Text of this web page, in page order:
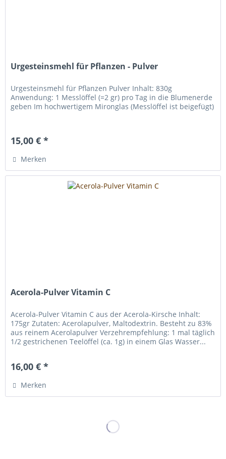
Urgesteinsmehl für Pflanzen - Pulver
Urgesteinsmehl für Pflanzen Pulver Inhalt: 830g
Anwendung: 1 Messlöffel (=2 gr) pro Tag in die Blumenerde
geben Im hochwertigem Mironglas (Messlöffel ist beigefügt)
15,00 € *
Merken
Acerola-Pulver Vitamin C
Acerola-Pulver Vitamin C aus der Acerola-Kirsche Inhalt:
175gr Zutaten: Acerolapulver, Maltodextrin. Besteht zu 83%
aus reinem Acerolapulver Verzehrempfehlung: 1 mal täglich
1/2 gestrichenen Teelöffel (ca. 1g) in einem Glas Wasser...
16,00 € *
Merken